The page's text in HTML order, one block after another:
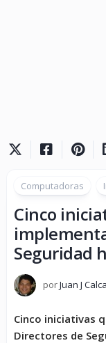
Computadoras
Cinco
Seguridad
porJuan J
Cinco iniciativas
Directores de